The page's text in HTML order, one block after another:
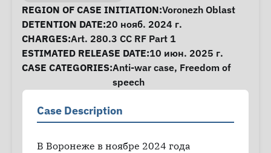
Case Information
REGION OF CASE INITIATION:Voronezh Oblast
DETENTION DATE:20 нояб. 2024 г.
CHARGES:Art. 280.3 CC RF Part 1
ESTIMATED RELEASE DATE:10 июн. 2025 г.
CASE CATEGORIES:Anti-war case, Freedom of
speech
Case Description
В Воронеже в ноябре 2024 года